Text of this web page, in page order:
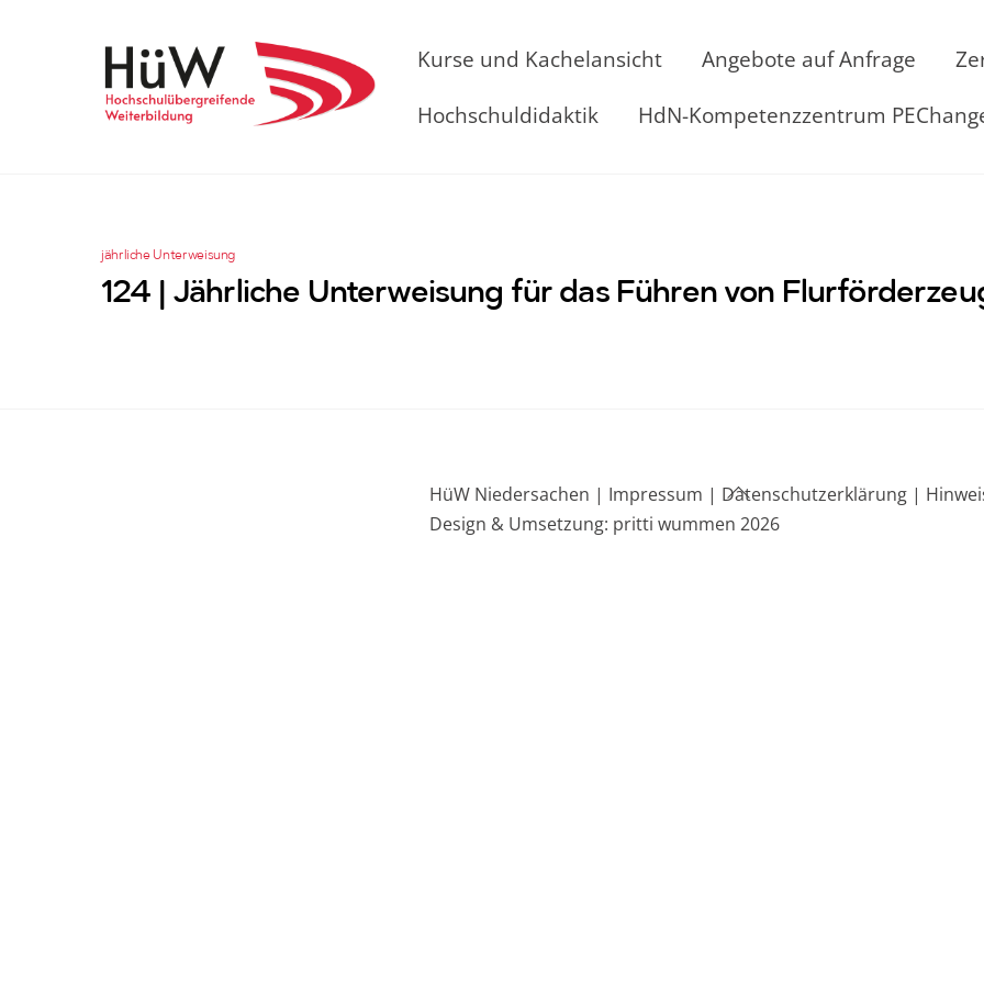
Kurse und Kachelansicht Angebote auf Anfrage
Hochschuldidaktik
HdN-Kompetenzzentrum
jährliche Unterweisung
124 | Jährliche Unterweisung für das Führen von
Back
To
HüW Niedersachen | Impressum | Datenschutzerklärung |
Design & Umsetzung: pritti wummen 2026